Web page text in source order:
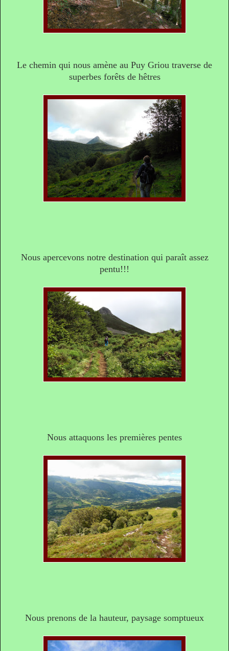
Le chemin qui nous amène au Puy Griou traverse de
superbes forêts de hêtres
Nous apercevons notre destination qui paraît assez
pentu!!!
Nous attaquons les premières pentes
Nous prenons de la hauteur, paysage somptueux